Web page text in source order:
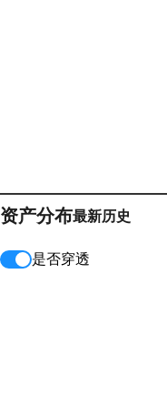
资产分布最新历史
是否穿透